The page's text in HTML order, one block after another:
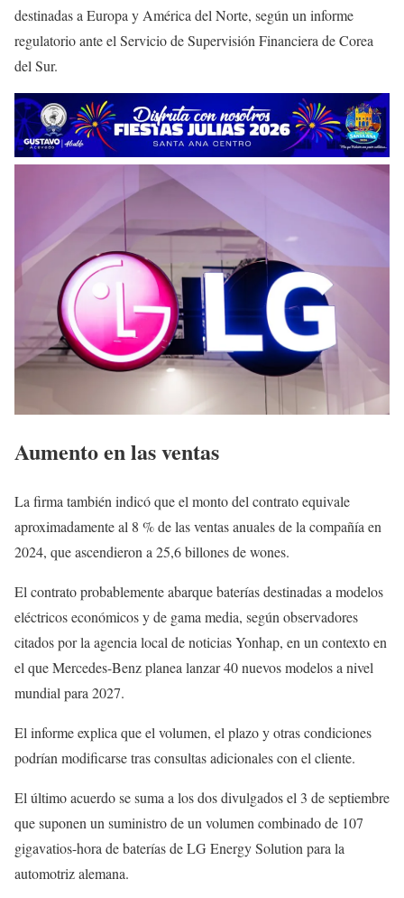
destinadas a Europa y América del Norte, según un informe
regulatorio ante el Servicio de Supervisión Financiera de Corea
del Sur.
Aumento en las ventas
La firma también indicó que el monto del contrato equivale
aproximadamente al 8 % de las ventas anuales de la compañía en
2024, que ascendieron a 25,6 billones de wones.
El contrato probablemente abarque baterías destinadas a modelos
eléctricos económicos y de gama media, según observadores
citados por la agencia local de noticias Yonhap, en un contexto en
el que Mercedes-Benz planea lanzar 40 nuevos modelos a nivel
mundial para 2027.
El informe explica que el volumen, el plazo y otras condiciones
podrían modificarse tras consultas adicionales con el cliente.
El último acuerdo se suma a los dos divulgados el 3 de septiembre
que suponen un suministro de un volumen combinado de 107
gigavatios-hora de baterías de LG Energy Solution para la
automotriz alemana.